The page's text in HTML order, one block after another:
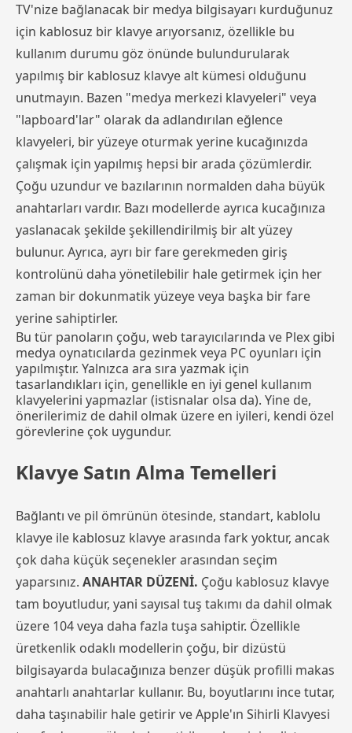
TV'nize bağlanacak bir medya bilgisayarı kurduğunuz
için kablosuz bir klavye arıyorsanız, özellikle bu
kullanım durumu göz önünde bulundurularak
yapılmış bir kablosuz klavye alt kümesi olduğunu
unutmayın. Bazen "medya merkezi klavyeleri" veya
"lapboard'lar" olarak da adlandırılan eğlence
klavyeleri, bir yüzeye oturmak yerine kucağınızda
çalışmak için yapılmış hepsi bir arada çözümlerdir.
Çoğu uzundur ve bazılarının normalden daha büyük
anahtarları vardır. Bazı modellerde ayrıca kucağınıza
yaslanacak şekilde şekillendirilmiş bir alt yüzey
bulunur. Ayrıca, ayrı bir fare gerekmeden giriş
kontrolünü daha yönetilebilir hale getirmek için her
zaman bir dokunmatik yüzeye veya başka bir fare
yerine sahiptirler.
Bu tür panoların çoğu, web tarayıcılarında ve Plex gibi
medya oynatıcılarda gezinmek veya PC oyunları için
yapılmıştır. Yalnızca ara sıra yazmak için
tasarlandıkları için, genellikle en iyi genel kullanım
klavyelerini yapmazlar (istisnalar olsa da). Yine de,
önerilerimiz de dahil olmak üzere en iyileri, kendi özel
görevlerine çok uygundur.
Klavye Satın Alma Temelleri
Bağlantı ve pil ömrünün ötesinde, standart, kablolu
klavye ile kablosuz klavye arasında fark yoktur, ancak
çok daha küçük seçenekler arasından seçim
yaparsınız. ANAHTAR DÜZENİ. Çoğu kablosuz klavye
tam boyutludur, yani sayısal tuş takımı da dahil olmak
üzere 104 veya daha fazla tuşa sahiptir. Özellikle
üretkenlik odaklı modellerin çoğu, bir dizüstü
bilgisayarda bulacağınıza benzer düşük profilli makas
anahtarlı anahtarlar kullanır. Bu, boyutlarını ince tutar,
daha taşınabilir hale getirir ve Apple'ın Sihirli Klavyesi